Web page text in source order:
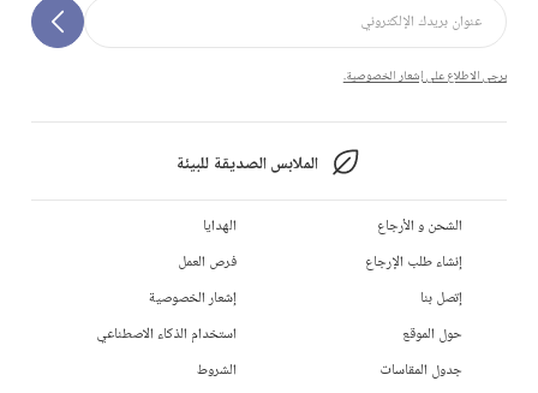
يرجى الاطلاع على إشعار الخصوصية.
الملابس الصديقة للبيئة
الشحن و الأرجاع
إنشاء طلب الإرجاع
إتصل بنا
حول الموقع
جدول المقاسات
الهدايا
فرص العمل
إشعار الخصوصية
استخدام الذكاء الاصطناعي
الشروط